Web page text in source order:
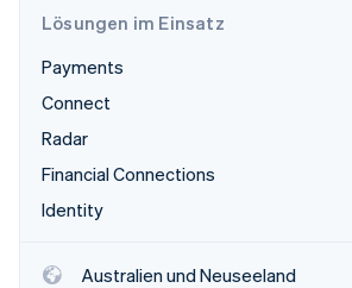
Lösungen im Einsatz
Payments
Connect
Radar
Financial Connections
Identity
Australien und Neuseeland